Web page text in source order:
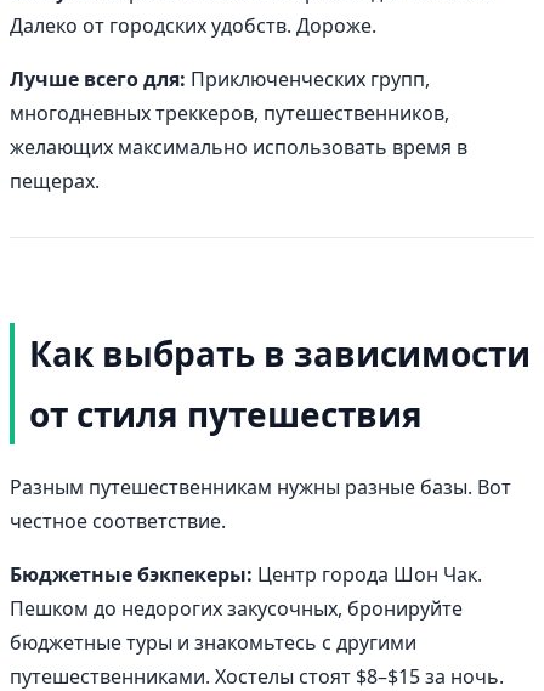
Далеко от городских удобств. Дороже.
Лучше всего для: Приключенческих групп,
многодневных треккеров, путешественников,
желающих максимально использовать время в
пещерах.
Как выбрать в зависимости
от стиля путешествия
Разным путешественникам нужны разные базы. Вот
честное соответствие.
Бюджетные бэкпекеры: Центр города Шон Чак.
Пешком до недорогих закусочных, бронируйте
бюджетные туры и знакомьтесь с другими
путешественниками. Хостелы стоят $8–$15 за ночь.